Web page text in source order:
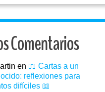
Comentarios
en 📖 Cartas a un
reflexiones para
difíciles 📖